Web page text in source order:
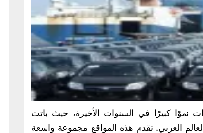
نموًا كبيرًا في السنوات الأخيرة، حيث باتت
العربي. تقدم هذه المواقع مجموعة واسعة